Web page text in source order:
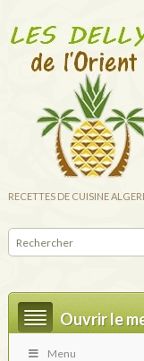
RECETTES DE CUISINE
Ouvrir le
Menu